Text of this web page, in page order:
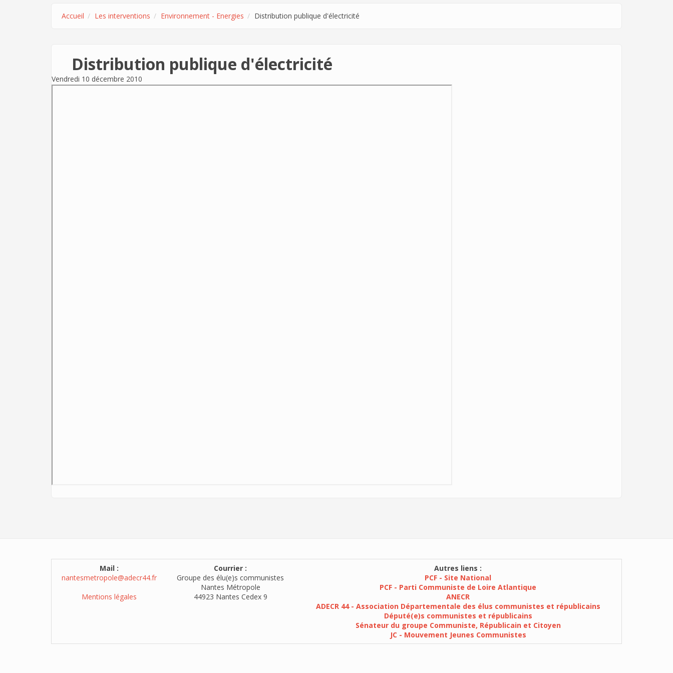
Accueil Les interventions Environnement - Energies Distribution publique d'électricité
Distribution publique d'électricité
Vendredi 10 décembre 2010
Mail :
nantesmetropole@adecr44.fr
Mentions légales
Courrier :
Groupe des élu(e)s communistes
Nantes Métropole
44923 Nantes Cedex 9
Autres liens :
PCF - Site National
PCF - Parti Communiste de Loire Atlantique
ANECR
ADECR 44 - Association Départementale des élus communistes et républicains
Député(e)s communistes et républicains
Sénateur du groupe Communiste, Républicain et Citoyen
JC - Mouvement Jeunes Communistes